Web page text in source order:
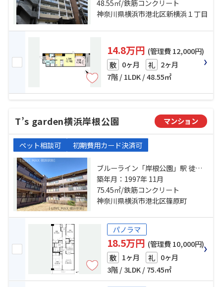
ルーライン「新横浜」駅 徒歩12分
48.55㎡/鉄筋コンクリート
神奈川県横浜市港北区新横浜１丁目
14.8万円 (管理費 12,000円)
敷 0ヶ月 礼 2ヶ月
7階 / 1LDK / 48.55㎡
T’s garden横浜岸根公園 マンション
ペット相談可 初期費用カード決済可
ブルーライン「岸根公園」駅 徒歩7
分 東急新横浜線「新横浜」駅 徒歩
13分 横浜線「新横浜」駅 徒歩13分
築年月：1997年 11月
75.45㎡/鉄筋コンクリート
神奈川県横浜市港北区篠原町
パノラマ
18.5万円 (管理費 10,000円)
敷 1ヶ月 礼 0ヶ月
3階 / 3LDK / 75.45㎡